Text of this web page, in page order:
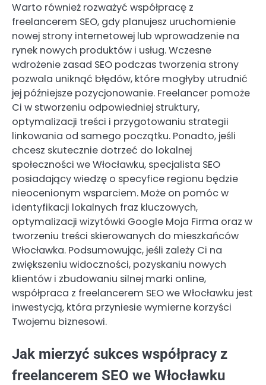
Warto również rozważyć współpracę z
freelancerem SEO, gdy planujesz uruchomienie
nowej strony internetowej lub wprowadzenie na
rynek nowych produktów i usług. Wczesne
wdrożenie zasad SEO podczas tworzenia strony
pozwala uniknąć błędów, które mogłyby utrudnić
jej późniejsze pozycjonowanie. Freelancer pomoże
Ci w stworzeniu odpowiedniej struktury,
optymalizacji treści i przygotowaniu strategii
linkowania od samego początku. Ponadto, jeśli
chcesz skutecznie dotrzeć do lokalnej
społeczności we Włocławku, specjalista SEO
posiadający wiedzę o specyfice regionu będzie
nieocenionym wsparciem. Może on pomóc w
identyfikacji lokalnych fraz kluczowych,
optymalizacji wizytówki Google Moja Firma oraz w
tworzeniu treści skierowanych do mieszkańców
Włocławka. Podsumowując, jeśli zależy Ci na
zwiększeniu widoczności, pozyskaniu nowych
klientów i zbudowaniu silnej marki online,
współpraca z freelancerem SEO we Włocławku jest
inwestycją, która przyniesie wymierne korzyści
Twojemu biznesowi.
Jak mierzyć sukces współpracy z
freelancerem SEO we Włocławku